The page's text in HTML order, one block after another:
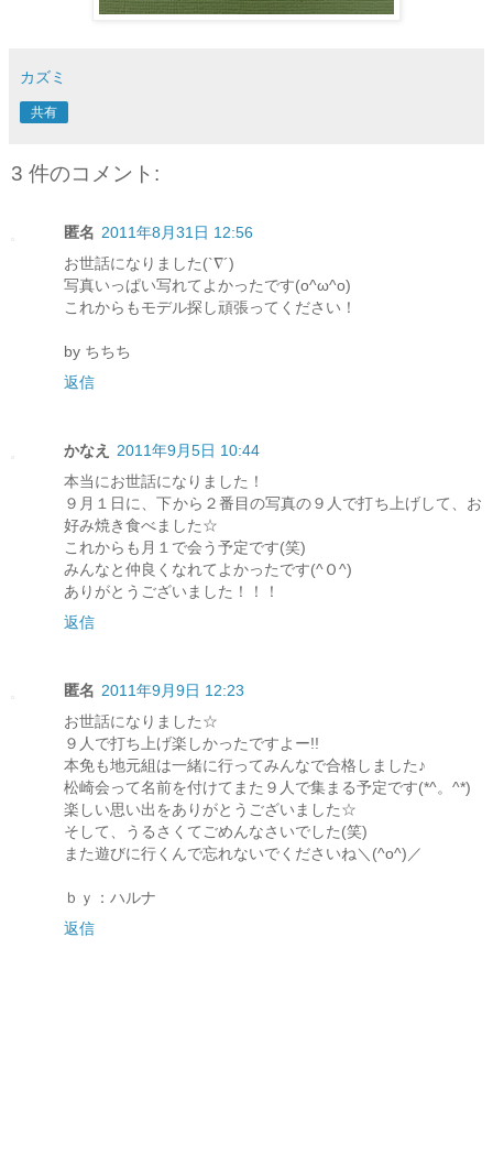
カズミ
共有
3 件のコメント:
匿名 2011年8月31日 12:56
お世話になりました(`∇´)ゞ
写真いっぱい写れてよかったです(o^ω^o)
これからもモデル探し頑張ってください！
by ちちち
返信
かなえ
2011年9月5日 10:44
本当にお世話になりました！
９月１日に、下から２番目の写真の９人で打ち上げして、お
好み焼き食べました☆
これからも月１で会う予定です(笑)
みんなと仲良くなれてよかったです(^Ｏ^)
ありがとうございました！！！
返信
匿名 2011年9月9日 12:23
お世話になりました☆
９人で打ち上げ楽しかったですよー!!
本免も地元組は一緒に行ってみんなで合格しました♪
松崎会って名前を付けてまた９人で集まる予定です(*^。^*)
楽しい思い出をありがとうございました☆
そして、うるさくてごめんなさいでした(笑)
また遊びに行くんで忘れないでくださいね＼(^o^)／
ｂｙ：ハルナ
返信